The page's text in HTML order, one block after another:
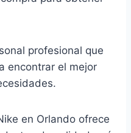
profesional que
encontrar el mejor
en Orlando ofrece